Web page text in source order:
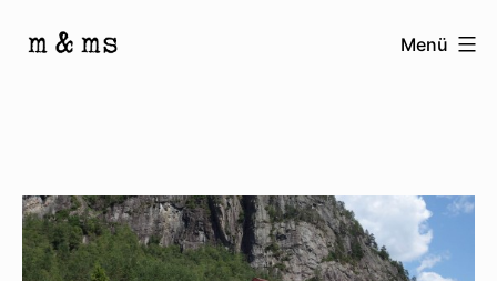
Inhalt
&
Ms
Menü